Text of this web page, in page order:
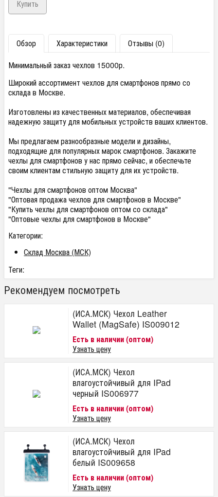
Обзор Характеристики
Отзывы (0)
Минимальный заказ чехлов 15000р.
Широкий ассортимент чехлов для смартфонов прямо со
склада в Москве.
Изготовлены из качественных материалов, обеспечивая
надежную защиту для мобильных устройств ваших клиентов.
Мы предлагаем разнообразные модели и дизайны,
подходящие для популярных марок смартфонов. Закажите
чехлы для смартфонов у нас прямо сейчас, и обеспечьте
своим клиентам стильную защиту для их устройств.
"Чехлы для смартфонов оптом Москва"
"Оптовая продажа чехлов для смартфонов в Москве"
"Купить чехлы для смартфонов оптом со склада"
"Оптовые чехлы для смартфонов в Москве"
Категории:
Склад Москва (МСК)
Теги:
Рекомендуем посмотреть
(ИСА.МСК) Чехол Leather
Wallet (MagSafe) IS009012
Есть в наличии (оптом)
Узнать цену
(ИСА.МСК) Чехол
влагоустойчивый для IPad
черный IS006977
Есть в наличии (оптом)
Узнать цену
(ИСА.МСК) Чехол
влагоустойчивый для IPad
белый IS009658
Есть в наличии (оптом)
Узнать цену